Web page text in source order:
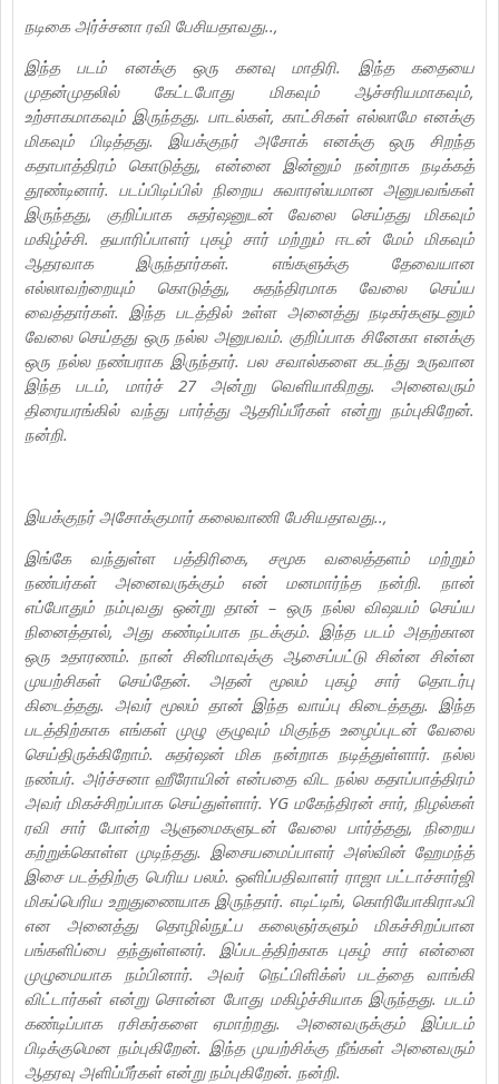
நடிகை அர்ச்சனா ரவி பேசியதாவது..,
இந்த படம் எனக்கு ஒரு கனவு மாதிரி. இந்த கதையை
முதன்முதலில் கேட்டபோது மிகவும் ஆச்சரியமாகவும்,
உற்சாகமாகவும் இருந்தது. பாடல்கள், காட்சிகள் எல்லாமே எனக்கு
மிகவும் பிடித்தது. இயக்குநர் அசோக் எனக்கு ஒரு சிறந்த
கதாபாத்திரம் கொடுத்து, என்னை இன்னும் நன்றாக நடிக்கத்
தூண்டினார். படப்பிடிப்பில் நிறைய சுவாரஸ்யமான அனுபவங்கள்
இருந்தது, குறிப்பாக சுதர்ஷனுடன் வேலை செய்தது மிகவும்
மகிழ்ச்சி. தயாரிப்பாளர் புகழ் சார் மற்றும் ஈடன் மேம் மிகவும்
ஆதரவாக இருந்தார்கள். எங்களுக்கு தேவையான
எல்லாவற்றையும் கொடுத்து, சுதந்திரமாக வேலை செய்ய
வைத்தார்கள். இந்த படத்தில் உள்ள அனைத்து நடிகர்களுடனும்
வேலை செய்தது ஒரு நல்ல அனுபவம். குறிப்பாக சினேகா எனக்கு
ஒரு நல்ல நண்பராக இருந்தார். பல சவால்களை கடந்து உருவான
இந்த படம், மார்ச் 27 அன்று வெளியாகிறது. அனைவரும்
திரையரங்கில் வந்து பார்த்து ஆதரிப்பீர்கள் என்று நம்புகிறேன்.
நன்றி.
இயக்குநர் அசோக்குமார் கலைவாணி பேசியதாவது..,
இங்கே வந்துள்ள பத்திரிகை, சமூக வலைத்தளம் மற்றும்
நண்பர்கள் அனைவருக்கும் என் மனமார்ந்த நன்றி. நான்
எப்போதும் நம்புவது ஒன்று தான் – ஒரு நல்ல விஷயம் செய்ய
நினைத்தால், அது கண்டிப்பாக நடக்கும். இந்த படம் அதற்கான
ஒரு உதாரணம். நான் சினிமாவுக்கு ஆசைப்பட்டு சின்ன சின்ன
முயற்சிகள் செய்தேன். அதன் மூலம் புகழ் சார் தொடர்பு
கிடைத்தது. அவர் மூலம் தான் இந்த வாய்பு கிடைத்தது. இந்த
படத்திற்காக எங்கள் முழு குழுவும் மிகுந்த உழைப்புடன் வேலை
செய்திருக்கிறோம். சுதர்ஷன் மிக நன்றாக நடித்துள்ளார். நல்ல
நண்பர். அர்ச்சனா ஹீரோயின் என்பதை விட நல்ல கதாப்பாத்திரம்
அவர் மிகச்சிறப்பாக செய்துள்ளார். YG மகேந்திரன் சார், நிழல்கள்
ரவி சார் போன்ற ஆளுமைகளுடன் வேலை பார்த்தது, நிறைய
கற்றுக்கொள்ள முடிந்தது. இசையமைப்பாளர் அஸ்வின் ஹேமந்த்
இசை படத்திற்கு பெரிய பலம். ஒளிப்பதிவாளர் ராஜா பட்டாச்சார்ஜி
மிகப்பெரிய உறுதுணையாக இருந்தார். எடிட்டிங், கொரியோகிராஃபி
என அனைத்து தொழில்நுட்ப கலைஞர்களும் மிகச்சிறப்பான
பங்களிப்பை தந்துள்ளனர். இப்படத்திற்காக புகழ் சார் என்னை
முழுமையாக நம்பினார். அவர் நெட்பிளிக்ஸ் படத்தை வாங்கி
விட்டார்கள் என்று சொன்ன போது மகிழ்ச்சியாக இருந்தது. படம்
கண்டிப்பாக ரசிகர்களை ஏமாற்றது. அனைவருக்கும் இப்படம்
பிடிக்குமென நம்புகிறேன். இந்த முயற்சிக்கு நீங்கள் அனைவரும்
ஆதரவு அளிப்பீர்கள் என்று நம்புகிறேன். நன்றி.